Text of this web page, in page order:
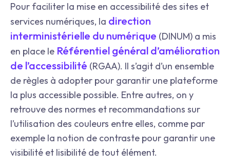
Pour faciliter la mise en accessibilité des sites et
services numériques, la direction
interministérielle du numérique (DINUM) a mis
en place le Référentiel général d’amélioration
de l’accessibilité (RGAA). Il s’agit d’un ensemble
de règles à adopter pour garantir une plateforme
la plus accessible possible. Entre autres, on y
retrouve des normes et recommandations sur
l’utilisation des couleurs entre elles, comme par
exemple la notion de contraste pour garantir une
visibilité et lisibilité de tout élément.